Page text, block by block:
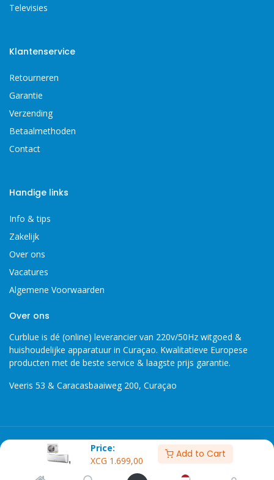
Price:
XCG 1.699,00
Add to Cart
Televisies
Klantenservice
Retourneren
Garantie
Verzending
Betaalmethoden
Contact
Handige links
Info & tips
Zakelijk
Over ons
Vacatures
Algemene Voorwaarden
Over ons
Curblue is dé (online) leverancier van 220v/50Hz witgoed &
huishoudelijke apparatuur in Curaçao. Kwalitatieve Europese
producten met de beste service & laagste prijs garantie.
Veeris 53 & Caracasbaaiweg 200, Curaçao
Copyright 2026 © Curblue, disclaimer, er kunnen geen rechten
worden ontleent aan informatie op deze website.